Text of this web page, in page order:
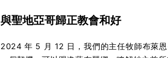
與聖地亞哥歸正教會和好
2024 年 5 月 12 日，我們的主任牧師布萊